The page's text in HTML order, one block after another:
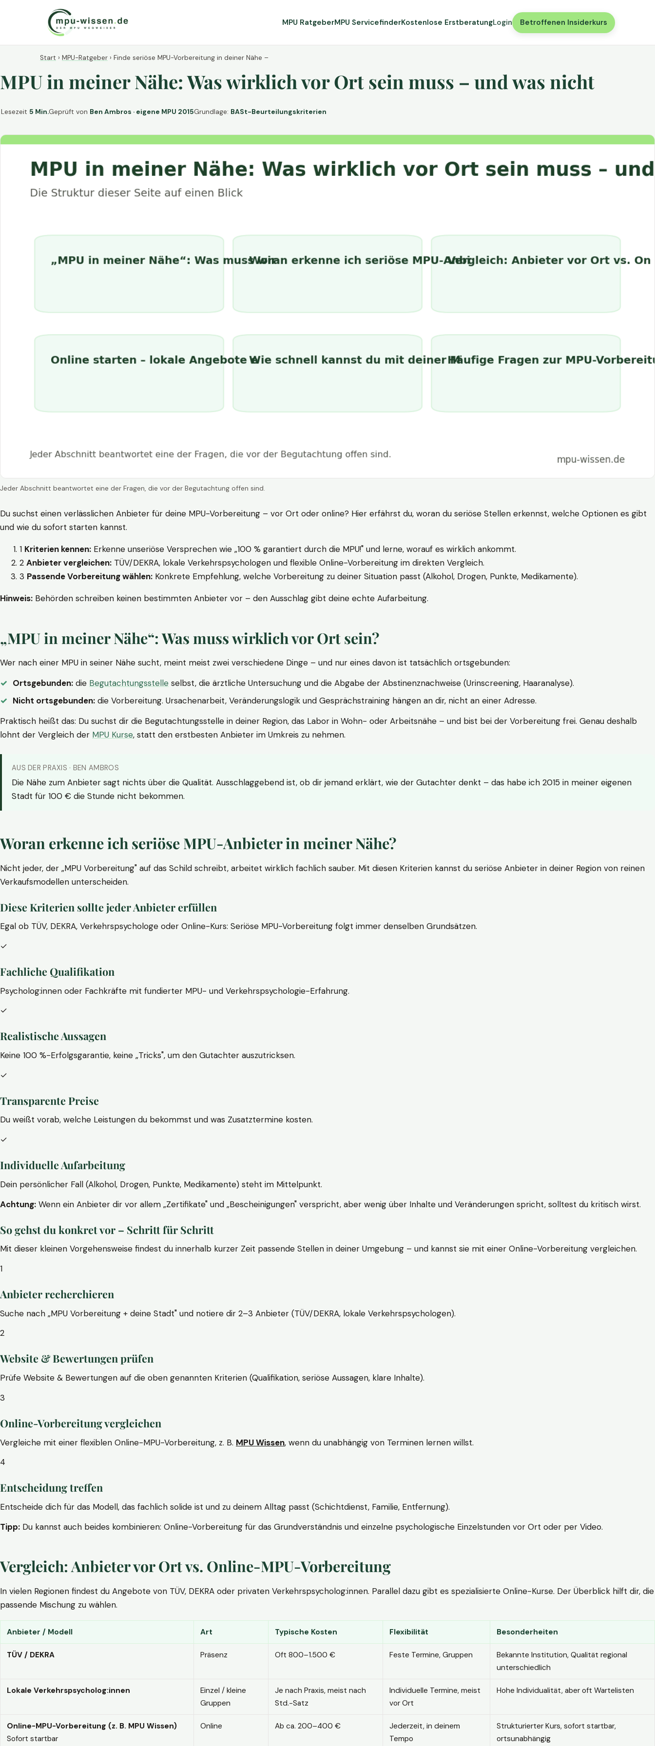
MPU RatgeberMPU ServicefinderKostenlose ErstberatungLogin Betroffenen Insiderkurs
Start › MPU-Ratgeber › Finde seriöse MPU-Vorbereitung in deiner Nähe –
MPU in meiner Nähe: Was wirklich vor Ort sein muss – und was nicht
Lesezeit 5 Min.Geprüft von Ben Ambros · eigene MPU 2015Grundlage: BASt-Beurteilungskriterien
Jeder Abschnitt beantwortet eine der Fragen, die vor der Begutachtung offen sind.
Du suchst einen verlässlichen Anbieter für deine MPU-Vorbereitung – vor Ort oder online? Hier erfährst du, woran du seriöse Stellen erkennst, welche Optionen es gibt
und wie du sofort starten kannst.
1 Kriterien kennen: Erkenne unseriöse Versprechen wie „100 % garantiert durch die MPU!" und lerne, worauf es wirklich ankommt.
2 Anbieter vergleichen: TÜV/DEKRA, lokale Verkehrspsychologen und flexible Online-Vorbereitung im direkten Vergleich.
3 Passende Vorbereitung wählen: Konkrete Empfehlung, welche Vorbereitung zu deiner Situation passt (Alkohol, Drogen, Punkte, Medikamente).
Hinweis: Behörden schreiben keinen bestimmten Anbieter vor – den Ausschlag gibt deine echte Aufarbeitung.
„MPU in meiner Nähe“: Was muss wirklich vor Ort sein?
Wer nach einer MPU in seiner Nähe sucht, meint meist zwei verschiedene Dinge – und nur eines davon ist tatsächlich ortsgebunden:
Ortsgebunden: die Begutachtungsstelle selbst, die ärztliche Untersuchung und die Abgabe der Abstinenznachweise (Urinscreening, Haaranalyse).
Nicht ortsgebunden: die Vorbereitung. Ursachenarbeit, Veränderungslogik und Gesprächstraining hängen an dir, nicht an einer Adresse.
Praktisch heißt das: Du suchst dir die Begutachtungsstelle in deiner Region, das Labor in Wohn- oder Arbeitsnähe – und bist bei der Vorbereitung frei. Genau deshalb
lohnt der Vergleich der MPU Kurse, statt den erstbesten Anbieter im Umkreis zu nehmen.
AUS DER PRAXIS · BEN AMBROS
Die Nähe zum Anbieter sagt nichts über die Qualität. Ausschlaggebend ist, ob dir jemand erklärt, wie der Gutachter denkt – das habe ich 2015 in meiner eigenen
Stadt für 100 € die Stunde nicht bekommen.
Woran erkenne ich seriöse MPU-Anbieter in meiner Nähe?
Nicht jeder, der „MPU Vorbereitung" auf das Schild schreibt, arbeitet wirklich fachlich sauber. Mit diesen Kriterien kannst du seriöse Anbieter in deiner Region von reinen
Verkaufsmodellen unterscheiden.
Diese Kriterien sollte jeder Anbieter erfüllen
Egal ob TÜV, DEKRA, Verkehrspsychologe oder Online-Kurs: Seriöse MPU-Vorbereitung folgt immer denselben Grundsätzen.
✓
Fachliche Qualifikation
Psycholog:innen oder Fachkräfte mit fundierter MPU- und Verkehrspsychologie-Erfahrung.
✓
Realistische Aussagen
Keine 100 %-Erfolgsgarantie, keine „Tricks", um den Gutachter auszutricksen.
✓
Transparente Preise
Du weißt vorab, welche Leistungen du bekommst und was Zusatztermine kosten.
✓
Individuelle Aufarbeitung
Dein persönlicher Fall (Alkohol, Drogen, Punkte, Medikamente) steht im Mittelpunkt.
Achtung: Wenn ein Anbieter dir vor allem „Zertifikate" und „Bescheinigungen" verspricht, aber wenig über Inhalte und Veränderungen spricht, solltest du kritisch wirst.
So gehst du konkret vor – Schritt für Schritt
Mit dieser kleinen Vorgehensweise findest du innerhalb kurzer Zeit passende Stellen in deiner Umgebung – und kannst sie mit einer Online-Vorbereitung vergleichen.
1
Anbieter recherchieren
Suche nach „MPU Vorbereitung + deine Stadt" und notiere dir 2–3 Anbieter (TÜV/DEKRA, lokale Verkehrspsychologen).
2
Website & Bewertungen prüfen
Prüfe Website & Bewertungen auf die oben genannten Kriterien (Qualifikation, seriöse Aussagen, klare Inhalte).
3
Online-Vorbereitung vergleichen
Vergleiche mit einer flexiblen Online-MPU-Vorbereitung, z. B. MPU Wissen, wenn du unabhängig von Terminen lernen willst.
4
Entscheidung treffen
Entscheide dich für das Modell, das fachlich solide ist und zu deinem Alltag passt (Schichtdienst, Familie, Entfernung).
Tipp: Du kannst auch beides kombinieren: Online-Vorbereitung für das Grundverständnis und einzelne psychologische Einzelstunden vor Ort oder per Video.
Vergleich: Anbieter vor Ort vs. Online-MPU-Vorbereitung
In vielen Regionen findest du Angebote von TÜV, DEKRA oder privaten Verkehrspsycholog:innen. Parallel dazu gibt es spezialisierte Online-Kurse. Der Überblick hilft dir, die
passende Mischung zu wählen.
Anbieter / Modell Art Typische Kosten Flexibilität Besonderheiten
TÜV / DEKRA Präsenz Oft 800–1.500 € Feste Termine, Gruppen
Bekannte Institution, Qualität regional
unterschiedlich
Lokale Verkehrspsycholog:innen
Einzel / kleine
Gruppen
Je nach Praxis, meist nach
Std.-Satz
Individuelle Termine, meist
vor Ort
Hohe Individualität, aber oft Wartelisten
Online-MPU-Vorbereitung (z. B. MPU Wissen)
Sofort startbar
Online Ab ca. 200–400 €
Jederzeit, in deinem
Tempo
Strukturierter Kurs, sofort startbar,
ortsunabhängig